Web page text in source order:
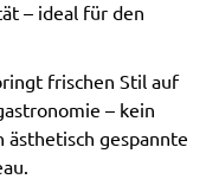
– ideal für den
frischen Stil auf
– kein
ästhetisch gespannte